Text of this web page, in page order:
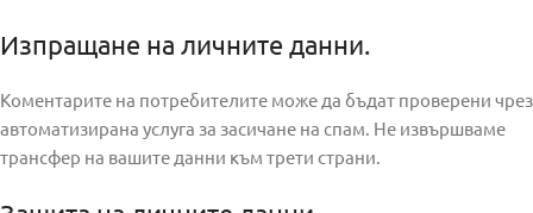
Изпращане на личните данни.
Коментарите на потребителите може да бъдат проверени чрез
автоматизирана услуга за засичане на спам. Не извършваме
трансфер на вашите данни към трети страни.